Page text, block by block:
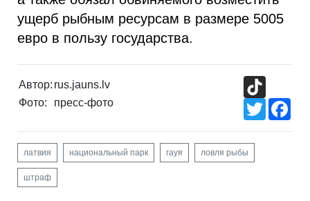
ущерб рыбным ресурсам в размере 5005
евро в пользу государства.
Автор: rus.jauns.lv
Фото:
пресс-фото
Twitter
латвия национальный парк гауя ловля рыбы
штраф